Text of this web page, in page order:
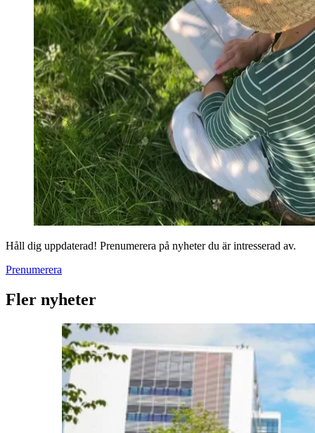
Håll dig uppdaterad! Prenumerera på nyheter du är intresserad av.
Prenumerera
Fler nyheter